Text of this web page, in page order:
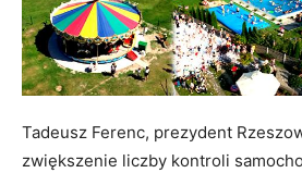
Tadeusz Ferenc, prezydent
zwiększenie liczby kontroli